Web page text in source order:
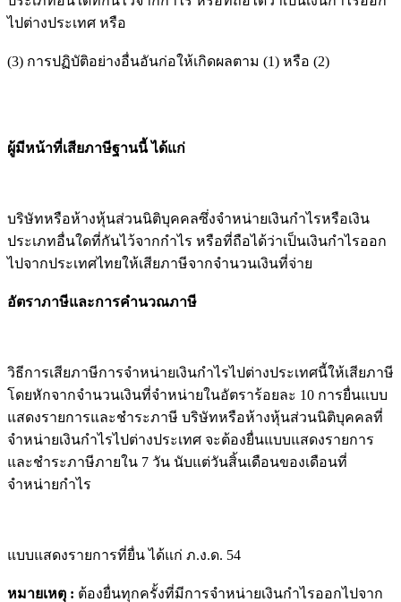
ไปต่างประเทศ หรือ
(3) การปฏิบัติอย่างอื่นอันก่อให้เกิดผลตาม (1) หรือ (2)
ผู้มีหน้าที่เสียภาษีฐานนี้ ได้แก่
บริษัทหรือห้างหุ้นส่วนนิติบุคคลซึ่งจำหน่ายเงินกำไรหรือเงิน
ประเภทอื่นใดที่กันไว้จากกำไร หรือที่ถือได้ว่าเป็นเงินกำไรออก
ไปจากประเทศไทยให้เสียภาษีจากจำนวนเงินที่จ่าย
อัตราภาษีและการคำนวณภาษี
วิธีการเสียภาษีการจำหน่ายเงินกำไรไปต่างประเทศนี้ให้เสียภาษี
โดยหักจากจำนวนเงินที่จำหน่ายในอัตราร้อยละ 10 การยื่นแบบ
แสดงรายการและชำระภาษี บริษัทหรือห้างหุ้นส่วนนิติบุคคลที่
จำหน่ายเงินกำไรไปต่างประเทศ จะต้องยื่นแบบแสดงรายการ
และชำระภาษีภายใน 7 วัน นับแต่วันสิ้นเดือนของเดือนที่
จำหน่ายกำไร
แบบแสดงรายการที่ยื่น ได้แก่ ภ.ง.ด. 54
หมายเหตุ : ต้องยื่นทุกครั้งที่มีการจำหน่ายเงินกำไรออกไปจาก